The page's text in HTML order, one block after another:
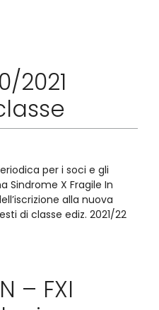
2021
per i soci e gli
Sindrome X Fragile In
alla nuova
di classe ediz. 2021/22
– FXI